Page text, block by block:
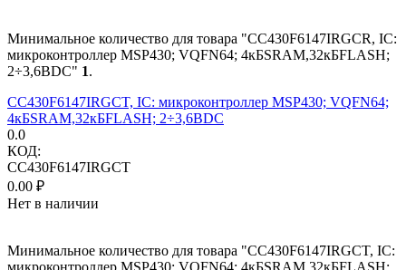
Минимальное количество для товара "CC430F6147IRGCR, IC:
микроконтроллер MSP430; VQFN64; 4кБSRAM,32кБFLASH;
2÷3,6ВDC" 1.
CC430F6147IRGCT, IC: микроконтроллер MSP430; VQFN64;
4кБSRAM,32кБFLASH; 2÷3,6ВDC
0.0
КОД:
CC430F6147IRGCT
0.00 ₽
Нет в наличии
Минимальное количество для товара "CC430F6147IRGCT, IC:
микроконтроллер MSP430; VQFN64; 4кБSRAM,32кБFLASH;